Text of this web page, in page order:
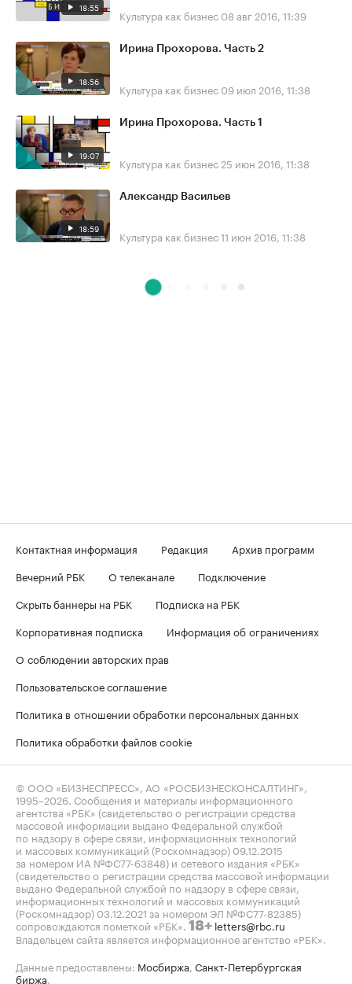
18:55 Культура как бизнес 08 авг 2016, 11:39
18:56
Ирина Прохорова. Часть 2
Культура как бизнес 09 июл 2016, 11:38
19:07
Ирина Прохорова. Часть 1
Культура как бизнес 25 июн 2016, 11:38
18:59
Александр Васильев
Культура как бизнес11 июн 2016, 11:38
Контактная информация Редакция
Архив программ
Вечерний РБК
О телеканале
Подключение
Скрыть баннеры на РБК
Подписка на РБК
Корпоративная подписка
Информация об ограничениях
О соблюдении авторских прав
Пользовательское соглашение
Политика в отношении обработки персональных данных
Политика обработки файлов cookie
© ООО «БИЗНЕСПРЕСС», АО «РОСБИЗНЕСКОНСАЛТИНГ»,
1995–2026. Сообщения и материалы информационного
агентства «РБК» (свидетельство о регистрации средства
массовой информации выдано Федеральной службой
по надзору в сфере связи, информационных технологий
и массовых коммуникаций (Роскомнадзор) 09.12.2015
за номером ИА №ФС77-63848) и сетевого издания «РБК»
(свидетельство о регистрации средства массовой информации
выдано Федеральной службой по надзору в сфере связи,
информационных технологий и массовых коммуникаций
(Роскомнадзор) 03.12.2021 за номером ЭЛ №ФС77-82385)
сопровождаются пометкой «РБК». 18+ letters@rbc.ru
Владельцем сайта является информационное агентство «РБК».
Данные предоставлены: Мосбиржа, Санкт-Петербургская
биржа.